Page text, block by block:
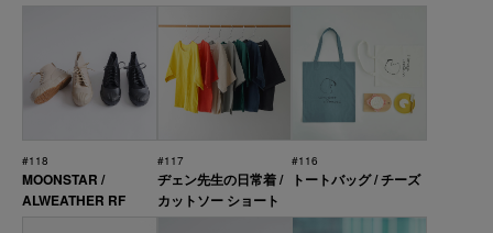
#118
MOONSTAR /
ALWEATHER RF
#117
ヂェン先生の日常着 /
カットソー ショート
#116
トートバッグ / チーズ